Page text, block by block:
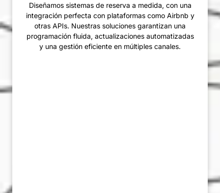
Diseñamos sistemas de reserva a medida, con una
integración perfecta con plataformas como Airbnb y
otras APIs. Nuestras soluciones garantizan una
programación fluida, actualizaciones automatizadas
y una gestión eficiente en múltiples canales.